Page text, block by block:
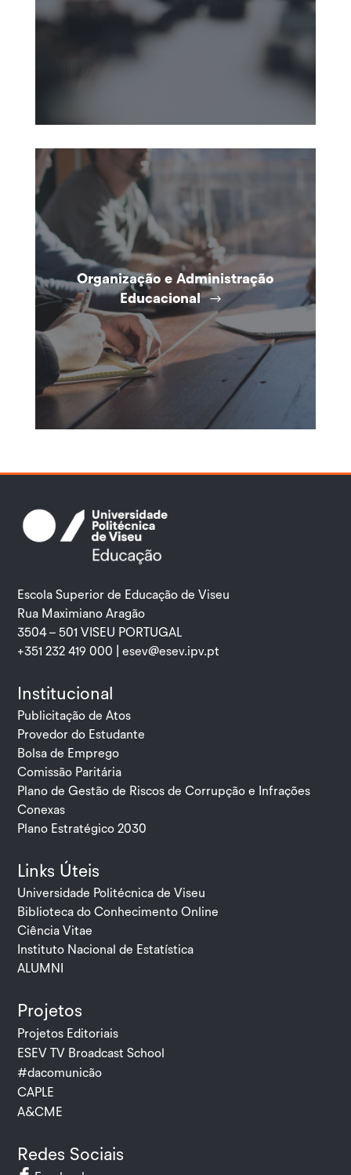
Organização e Administração
Educacional
Escola Superior de Educação de Viseu
Rua Maximiano Aragão
3504 – 501 VISEU PORTUGAL
+351 232 419 000 |esev@esev.ipv.pt
Institucional
Publicitação de Atos
Provedor do Estudante
Bolsa de Emprego
Comissão Paritária
Plano de Gestão de Riscos de Corrupção e Infrações
Conexas
Plano Estratégico 2030
Links Úteis
Universidade Politécnica de Viseu
Biblioteca do Conhecimento Online
Ciência Vitae
Instituto Nacional de Estatística
ALUMNI
Projetos
Projetos Editoriais
ESEV TV Broadcast School
#dacomunicão
CAPLE
A&CME
Redes Sociais